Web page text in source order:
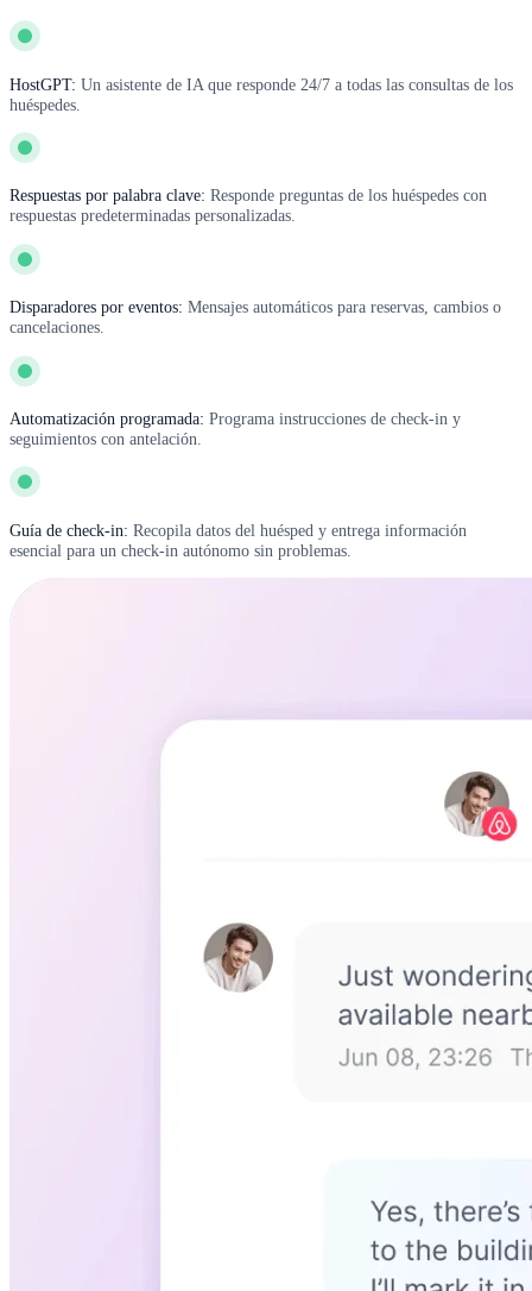
HostGPT: Un asistente de IA que responde 24/7 a todas las consultas de los
huéspedes.
Respuestas por palabra clave: Responde preguntas de los huéspedes con
respuestas predeterminadas personalizadas.
Disparadores por eventos: Mensajes automáticos para reservas, cambios o
cancelaciones.
Automatización programada: Programa instrucciones de check-in y
seguimientos con antelación.
Guía de check-in: Recopila datos del huésped y entrega información
esencial para un check-in autónomo sin problemas.